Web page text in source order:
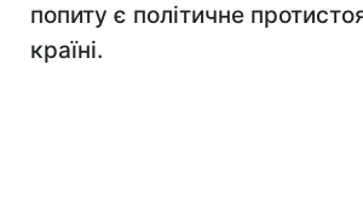
попиту є політичне
країні.